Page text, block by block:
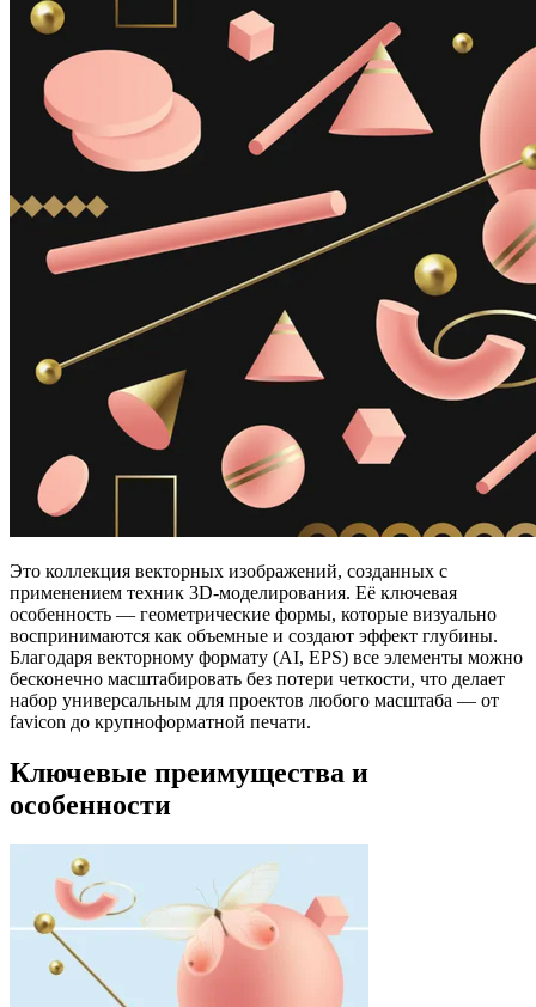
Это коллекция векторных изображений, созданных с
применением техник 3D-моделирования. Её ключевая
особенность — геометрические формы, которые визуально
воспринимаются как объемные и создают эффект глубины.
Благодаря векторному формату (AI, EPS) все элементы можно
бесконечно масштабировать без потери четкости, что делает
набор универсальным для проектов любого масштаба — от
favicon до крупноформатной печати.
Ключевые преимущества и
особенности